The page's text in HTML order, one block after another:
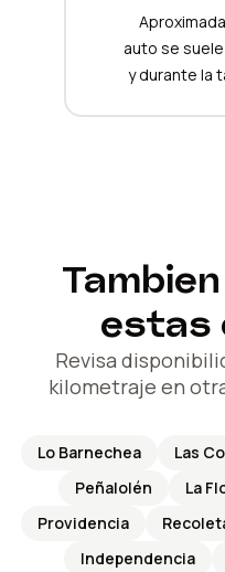
auto se
y durante la
estas
Revisa
kilometraje en
Lo Barnechea Las
Peñalolén
La
Providencia
Independencia